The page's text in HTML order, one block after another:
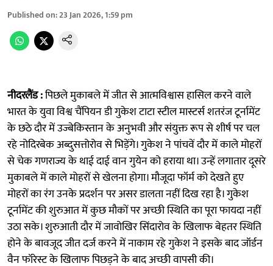
Published on:23 Jan 2026, 1:59 pm
नीदरलैंड :पिछले मुकाबले में जीत से आत्मविश्वास हासिल करने वाले
भारत के युवा विश्व चैंपियन डी गुकेश टाटा स्टील मास्टर्स शतरंज टूर्नामेंट
के छठे दौर में उज्बेकिस्तान के अनुभवी और संयुक्त रूप से शीर्ष पर चल
रहे नोदिरबेक अब्दुसत्तोरोव से भिड़ेंगे। गुकेश ने पांचवें दौर में काले मोहरों
से चेक गणराज्य के थाई दाई वान गुयेन को हराया था। उन्हें लगातार दूसरे
मुकाबले में काले मोहरों से खेलना होगा। मौजूदा फॉर्म को देखते हुए
मोहरों का रंग उनके प्रदर्शन पर असर डालता नहीं दिख रहा है। गुकेश
टूर्नामेंट की शुरुआत में कुछ मौकों पर अच्छी स्थिति का पूरा फायदा नहीं
उठा सके। शुरुआती दौर में जावोखिर सिंदारोव के खिलाफ बेहतर स्थिति
होने के बावजूद जीत दर्ज करने में नाकाम रहे गुकेश ने इसके बाद जॉर्डन
वैन फॉरेस्ट के खिलाफ पिछड़ने के बाद अच्छी वापसी की।